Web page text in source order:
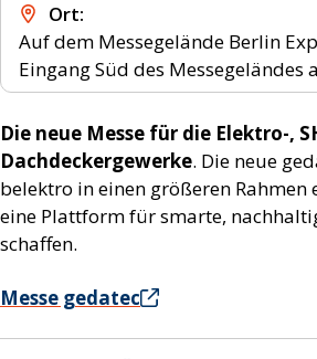
Ort
Auf dem Messegelände Berlin
Eingang Süd des Messegeländes
Die neue Messe für die Elektro-,
Dachdeckergewerke. Die neue
belektro in einen größeren Rahmen
eine Plattform für smarte,
schaffen.
Messe gedatec